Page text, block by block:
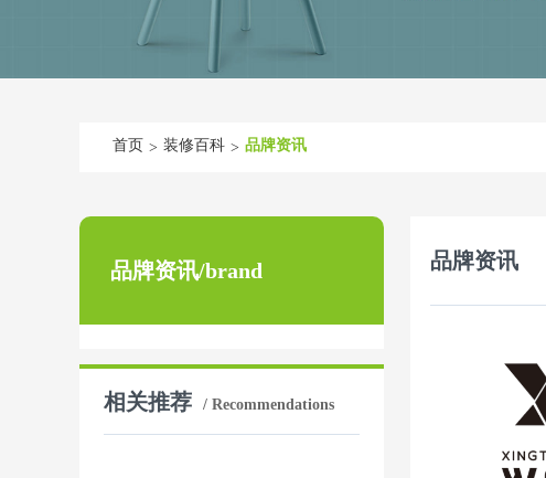
首页 > 装修百科 > 品牌资讯
品牌资讯/brand
相关推荐 / Recommendations
品牌资讯